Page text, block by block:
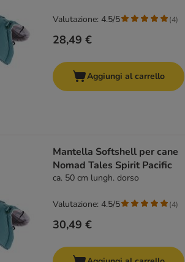
28,49 €
Valutazione: 4.5/5 (4)
Aggiungi al carrello
Mantella Softshell per cane
Nomad Tales Spirit Pacific
ca. 50 cm lungh. dorso
30,49 €
Valutazione: 4.5/5 (4)